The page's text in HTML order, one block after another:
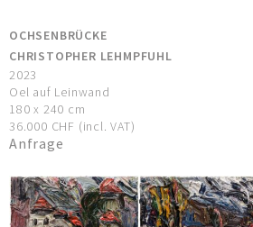
OCHSENBRÜCKE
CHRISTOPHER LEHMPFUHL
2023
Oel auf Leinwand
180 x 240 cm
36.000 CHF (incl. VAT)
Anfrage